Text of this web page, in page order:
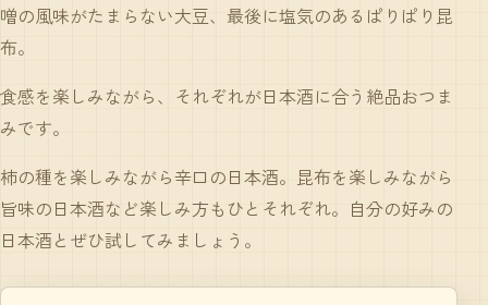
噌の風味がたまらない大豆、最後に塩気のあるぱりぱり昆
布。
食感を楽しみながら、それぞれが日本酒に合う絶品おつま
みです。
柿の種を楽しみながら辛口の日本酒。昆布を楽しみながら
旨味の日本酒など楽しみ方もひとそれぞれ。自分の好みの
日本酒とぜひ試してみましょう。